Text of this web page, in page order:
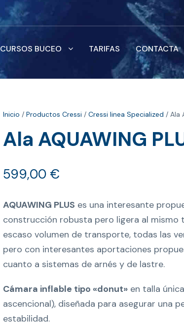
CURSOS BUCEO TARIFAS CONTACTA
Inicio / Productos Cressi / Cressi linea Specialized / Ala
Ala AQUAWING
599,00 €
AQUAWING PLUS es una interesante
construcción robusta pero ligera al mismo
escaso volumen de transporte, todas las
pero con interesantes aportaciones
cuanto a sistemas de arnés y de lastre.
Cámara inflable tipo «donut»en talla
ascencional), diseñada para asegurar una
estabilidad.